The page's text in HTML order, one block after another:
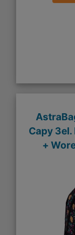
Capy
+